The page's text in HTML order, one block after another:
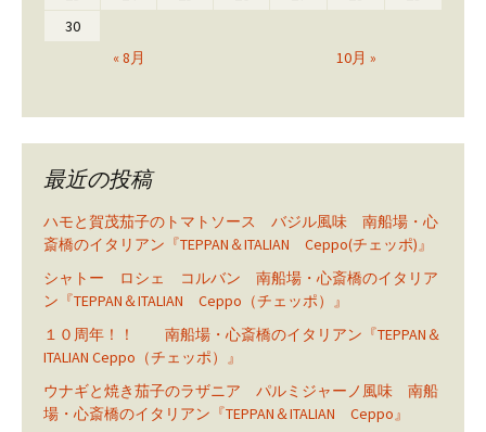
« 8月 10月 »
30
最近の投稿
ハモと賀茂茄子のトマトソース バジル風味 南船場・心
斎橋のイタリアン『TEPPAN＆ITALIAN Ceppo(チェッポ)』
シャトー ロシェ コルバン 南船場・心斎橋のイタリア
ン『TEPPAN＆ITALIAN Ceppo（チェッポ）』
１０周年！！ 南船場・心斎橋のイタリアン『TEPPAN＆
ITALIAN Ceppo（チェッポ）』
ウナギと焼き茄子のラザニア パルミジャーノ風味 南船
場・心斎橋のイタリアン『TEPPAN＆ITALIAN Ceppo』